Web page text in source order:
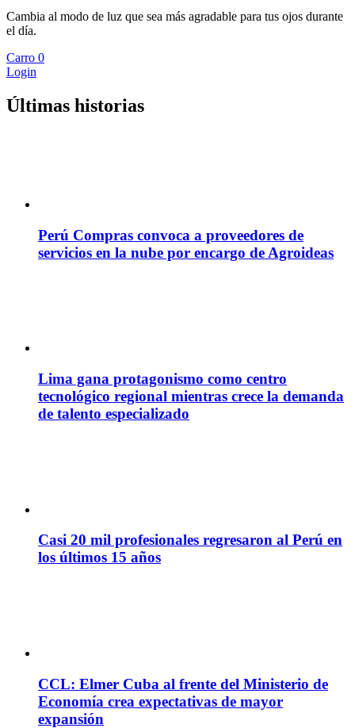
Cambia al modo de luz que sea más agradable para tus ojos durante
el día.
Carro 0
Login
Últimas historias
Perú Compras convoca a proveedores de
servicios en la nube por encargo de Agroideas
Lima gana protagonismo como centro
tecnológico regional mientras crece la demanda
de talento especializado
Casi 20 mil profesionales regresaron al Perú en
los últimos 15 años
CCL: Elmer Cuba al frente del Ministerio de
Economía crea expectativas de mayor
expansión